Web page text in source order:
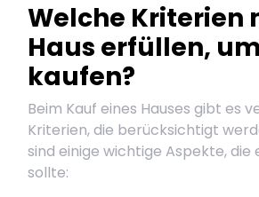
Welche Kriterien
Haus erfüllen,
kaufen?
Beim Kauf eines Hauses gibt es
Kriterien, die berücksichtigt
sind einige wichtige Aspekte, die
sollte: